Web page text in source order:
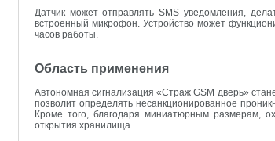
Датчик может отправлять SMS уведомления,
встроенный микрофон. Устройство может
часов работы.
Область применения
Автономная сигнализация «Страж GSM дверь»
позволит определять несанкционированное
Кроме того, благодаря миниатюрным размерам,
открытия хранилища.